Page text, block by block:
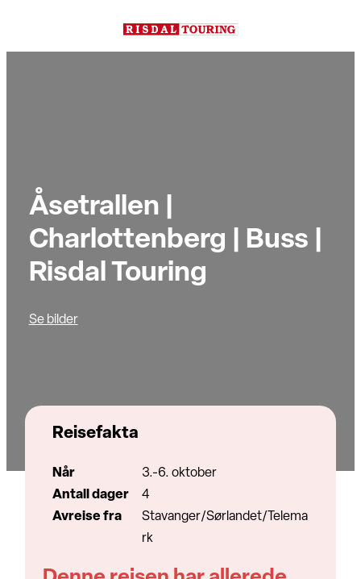
Åsetrallen |
Charlottenberg | Buss |
Risdal Touring
Se bilder
Reisefakta
Når
3.-6. oktober
Antall dager
4
Avreise fra
Stavanger/Sørlandet/Telema
rk